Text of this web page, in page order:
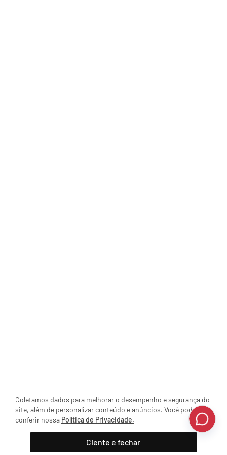
Coletamos dados para melhorar o desempenho e segurança do
site, além de personalizar conteúdo e anúncios. Você pode
conferir nossa Política de Privacidade.
Ciente e fechar